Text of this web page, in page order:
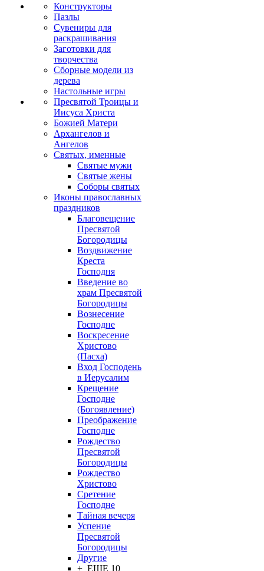
Конструкторы
Пазлы
Сувениры для
раскрашивания
Заготовки для
творчества
Сборные модели из
дерева
Настольные игры
Пресвятой Троицы и
Иисуса Христа
Божией Матери
Архангелов и
Ангелов
Святых, именные
Святые мужи
Святые жены
Соборы святых
Иконы православных
праздников
Благовещение
Пресвятой
Богородицы
Воздвижение
Креста
Господня
Введение во
храм Пресвятой
Богородицы
Вознесение
Господне
Воскресение
Христово
(Пасха)
Вход Господень
в Иерусалим
Крещение
Господне
(Богоявление)
Преображение
Господне
Рождество
Пресвятой
Богородицы
Рождество
Христово
Сретение
Господне
Тайная вечеря
Успение
Пресвятой
Богородицы
Другие
+ ЕЩЕ 10